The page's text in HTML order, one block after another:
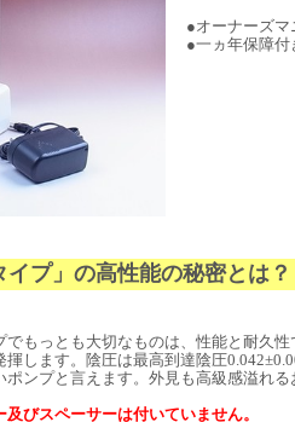
●オーナーズマ
●一ヵ年保障付
プ」の高性能の秘密とは？
でもっとも大切なものは、性能と耐久
揮します。陰圧は最高到達陰圧
ポンプと言えます。外見も高級感溢れる
及びスペーサーは付いていません。